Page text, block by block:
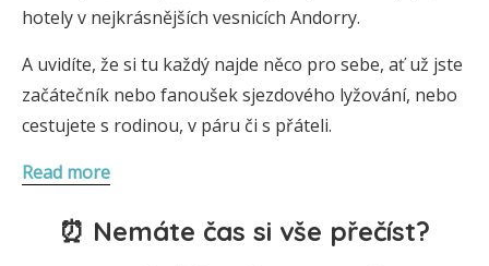
hotely v nejkrásnějších vesnicích Andorry.
A uvidíte, že si tu každý najde něco pro sebe, ať už jste
začátečník nebo fanoušek sjezdového lyžování, nebo
cestujete s rodinou, v páru či s přáteli.
Read more
⏰ Nemáte čas si vše přečíst?